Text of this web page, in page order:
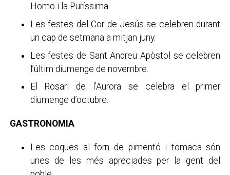
Homo i la Puríssima.
Les festes del Cor de Jesús se celebren durant
un cap de setmana a mitjan juny.
Les festes de Sant Andreu Apòstol se celebren
l’últim diumenge de novembre.
El Rosari de l’Aurora se celebra el primer
diumenge d’octubre.
GASTRONOMIA
Les coques al forn de pimentó i tomaca són
unes de les més apreciades per la gent del